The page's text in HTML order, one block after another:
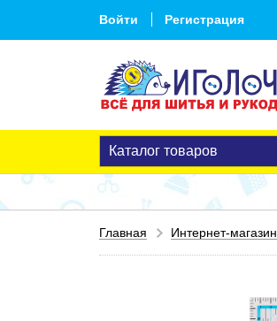
Войти Регистрация
Каталог товаров
Главная Интернет-магазин